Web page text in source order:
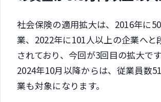
社会保険の適用拡大は、2016年に
業、2022年に101人以上の企業へと
されており、今回が3回目の拡大です
2024年10月以降からは、従業員数
業も対象になります。